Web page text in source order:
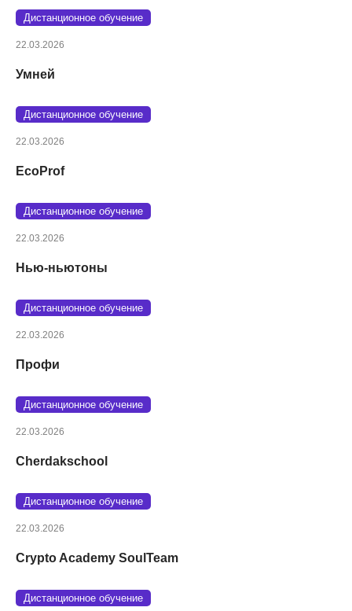
Дистанционное обучение
22.03.2026
Умней
Дистанционное обучение
22.03.2026
EcoProf
Дистанционное обучение
22.03.2026
Нью-ньютоны
Дистанционное обучение
22.03.2026
Профи
Дистанционное обучение
22.03.2026
Cherdakschool
Дистанционное обучение
22.03.2026
Crypto Academy SoulTeam
Дистанционное обучение